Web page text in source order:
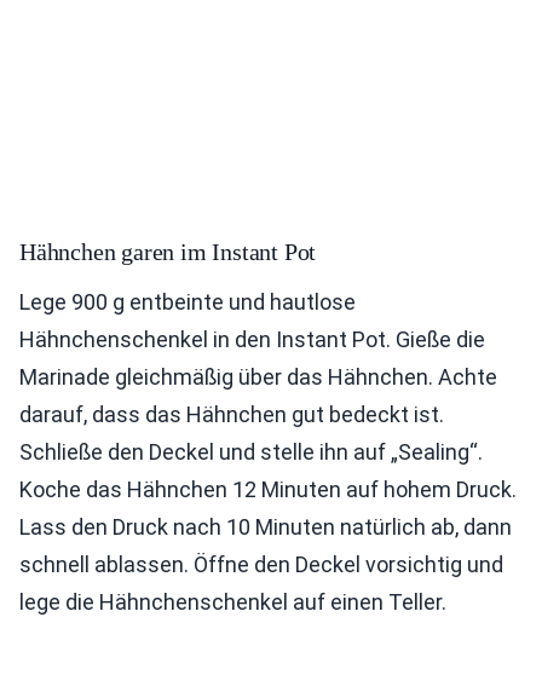
Hähnchen garen im Instant Pot
Lege 900 g entbeinte und hautlose
Hähnchenschenkel in den Instant Pot. Gieße die
Marinade gleichmäßig über das Hähnchen. Achte
darauf, dass das Hähnchen gut bedeckt ist.
Schließe den Deckel und stelle ihn auf „Sealing“.
Koche das Hähnchen 12 Minuten auf hohem Druck.
Lass den Druck nach 10 Minuten natürlich ab, dann
schnell ablassen. Öffne den Deckel vorsichtig und
lege die Hähnchenschenkel auf einen Teller.